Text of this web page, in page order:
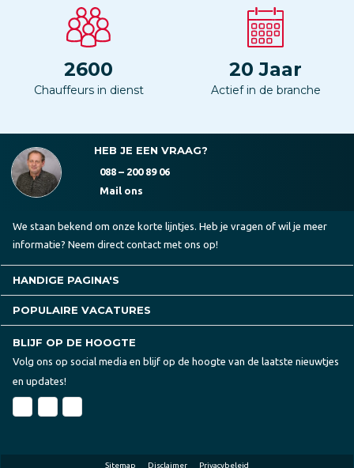
2600
Chauffeurs in dienst
20 Jaar
Actief in de branche
HEB JE EEN VRAAG?
088 – 200 89 06
Mail ons
We staan bekend om onze korte lijntjes. Heb je vragen of wil je meer
informatie? Neem direct contact met ons op!
HANDIGE PAGINA'S
POPULAIRE VACATURES
BLIJF OP DE HOOGTE
Volg ons op social media en blijf op de hoogte van de laatste nieuwtjes
en updates!
Sitemap Disclaimer Privacybeleid